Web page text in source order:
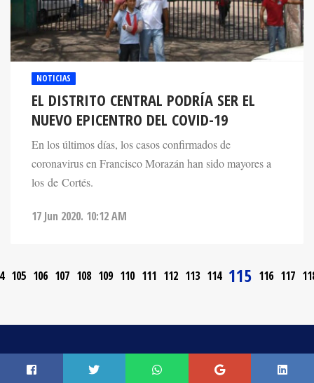
NOTICIAS
EL DISTRITO CENTRAL PODRÍA SER EL
NUEVO EPICENTRO DEL COVID-19
En los últimos días, los casos confirmados de
coronavirus en Francisco Morazán han sido mayores a
los de Cortés.
17 Jun 2020. 10:12 AM
105 106 107 108 109 110 111 112 113 114 115 116 117
CONTACTO